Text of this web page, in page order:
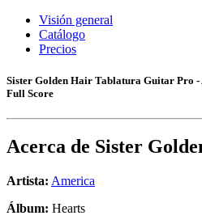
Visión general
Catálogo
Precios
Sister Golden Hair Tablatura Guitar Pro -
Full Score
Acerca de Sister
Artista: America
Álbum: Hearts